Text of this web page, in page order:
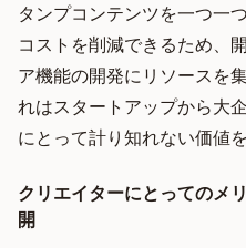
タンプコンテンツを一つ一
コストを削減できるため、
ア機能の開発にリソースを
れはスタートアップから大
にとって計り知れない価値を
クリエイターにとってのメ
開